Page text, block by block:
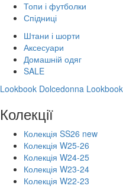
Топи і футболки
Спідниці
Штани і шорти
Аксесуари
Домашній одяг
SALE
Lookbook Dolcedonna
Колекції
Колекція SS26 new
Колекція W25-26
Колекція W24-25
Колекція W23-24
Колекція W22-23